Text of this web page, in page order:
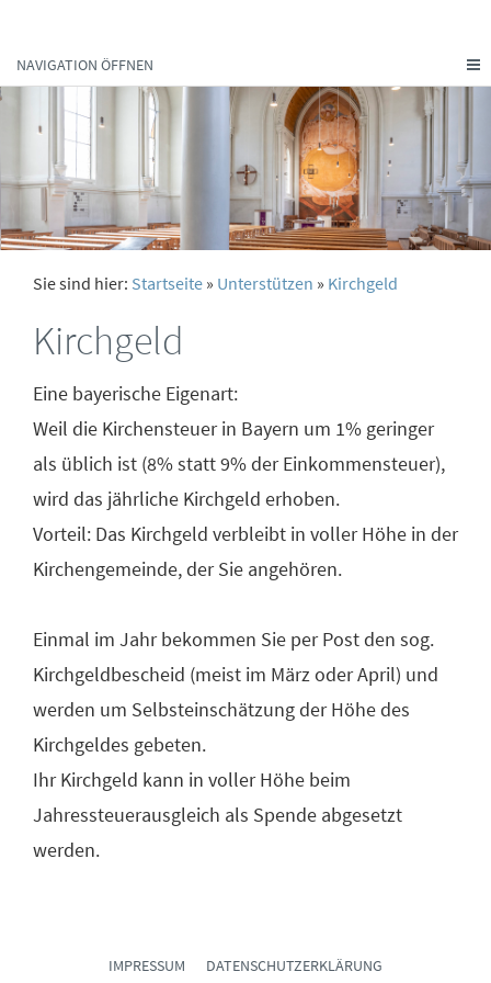
NAVIGATION ÖFFNEN
Sie sind hier: Startseite » Unterstützen » Kirchgeld
Kirchgeld
Eine bayerische Eigenart:
Weil die Kirchensteuer in Bayern um 1% geringer
als üblich ist (8% statt 9% der Einkommensteuer),
wird das jährliche Kirchgeld erhoben.
Vorteil: Das Kirchgeld verbleibt in voller Höhe in der
Kirchengemeinde, der Sie angehören.
Einmal im Jahr bekommen Sie per Post den sog.
Kirchgeldbescheid (meist im März oder April) und
werden um Selbsteinschätzung der Höhe des
Kirchgeldes gebeten.
Ihr Kirchgeld kann in voller Höhe beim
Jahressteuerausgleich als Spende abgesetzt
werden.
IMPRESSUM DATENSCHUTZERKLÄRUNG